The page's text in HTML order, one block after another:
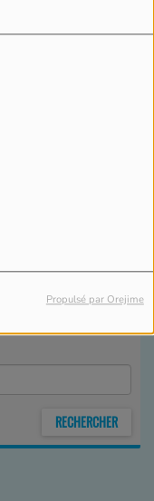
Propulsé par Orejime